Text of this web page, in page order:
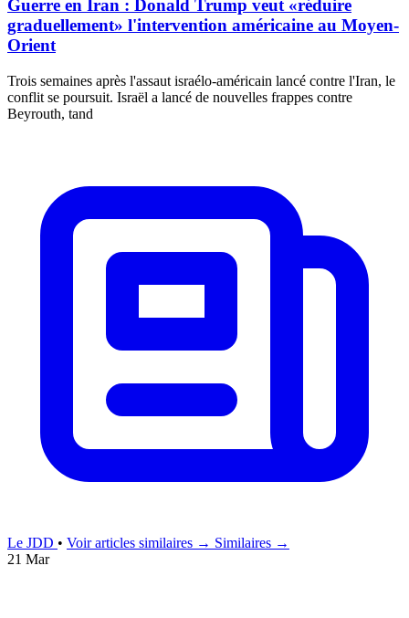
Guerre en Iran : Donald Trump veut «réduire
graduellement» l'intervention américaine au Moyen-
Orient
Trois semaines après l'assaut israélo-américain lancé contre l'Iran, le
conflit se poursuit. Israël a lancé de nouvelles frappes contre
Beyrouth, tand
Le JDD • Voir articles similaires → Similaires →
21 Mar